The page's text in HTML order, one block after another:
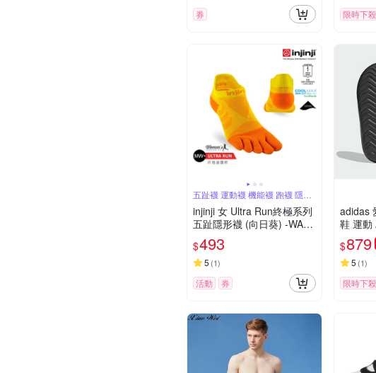
券 限時下殺
五趾襪 運動襪 機能襪 跑襪 隱形
襪
injinji 女 Ultra Run終極系列
五趾隱形襪 (向日葵) -WAA6
614| 吸濕排汗 推薦女生 避
震緩衝 推薦路跑用品 慢跑
長跑 馬拉松襪
$493
5 (1)
活動 券
adidas
鞋 運動
$879
5 (1)
限時下殺